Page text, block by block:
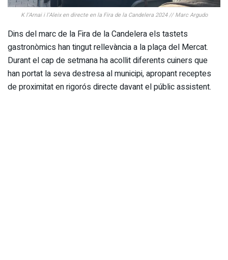
K l’Arnai i l’Aleix en directe en la Fira de la Candelera 2024 // Marc Argudo
Dins del marc de la Fira de la Candelera els tastets
gastronòmics han tingut rellevància a la plaça del Mercat.
Durant el cap de setmana ha acollit diferents cuiners que
han portat la seva destresa al municipi, apropant receptes
de proximitat en rigorós directe davant el públic assistent.